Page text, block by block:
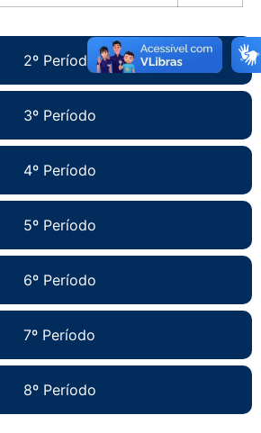
2º Período
3º Período
4º Período
5º Período
6º Período
7º Período
8º Período